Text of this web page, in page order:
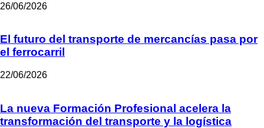
26/06/2026
El futuro del transporte de mercancías pasa por
el ferrocarril
22/06/2026
La nueva Formación Profesional acelera la
transformación del transporte y la logística